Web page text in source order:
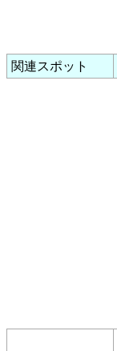
関連スポット